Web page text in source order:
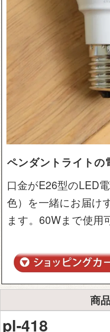
ペンダントライトの
口金がE26型のLED
色）を一緒にお届け
ます。60Wまで使用
商
pl-418